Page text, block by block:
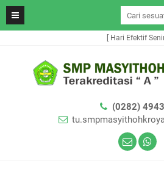
[ Hari Efektif Senin
(0282)